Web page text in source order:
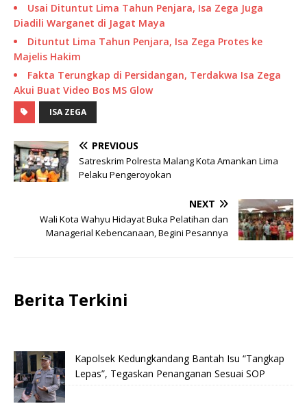
Usai Dituntut Lima Tahun Penjara, Isa Zega Juga
Diadili Warganet di Jagat Maya
Dituntut Lima Tahun Penjara, Isa Zega Protes ke
Majelis Hakim
Fakta Terungkap di Persidangan, Terdakwa Isa Zega
Akui Buat Video Bos MS Glow
ISA ZEGA
PREVIOUS
Satreskrim Polresta Malang Kota Amankan Lima
Pelaku Pengeroyokan
NEXT
Wali Kota Wahyu Hidayat Buka Pelatihan dan
Managerial Kebencanaan, Begini Pesannya
Berita Terkini
Kapolsek Kedungkandang Bantah Isu “Tangkap
Lepas”, Tegaskan Penanganan Sesuai SOP